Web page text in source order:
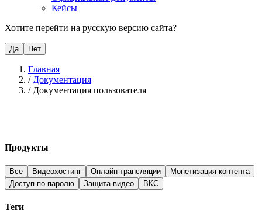
Кейсы
Хотите перейти на русскую версию сайта?
Да Нет
Главная
/ Документация
/ Документация пользователя
Продукты
Все Видеохостинг Онлайн-трансляции
Монетизация контента
Доступ по паролю
Защита видео ВКС
Теги